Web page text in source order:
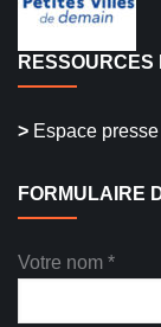
RESSOURCES
> Espace presse
FORMULAIRE
Votre nom *